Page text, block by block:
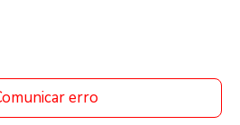
erro